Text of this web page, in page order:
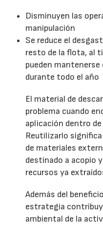
Disminuyen las
manipulación
Se reduce el
resto de la flota, al
pueden
durante todo el año
El material de
problema cuando
aplicación dentro
Reutilizarlo
de materiales
destinado a acopio
recursos ya
Además del
estrategia
ambiental de la